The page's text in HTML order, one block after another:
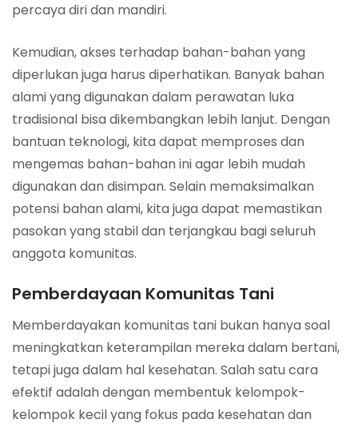
percaya diri dan mandiri.
Kemudian, akses terhadap bahan-bahan yang
diperlukan juga harus diperhatikan. Banyak bahan
alami yang digunakan dalam perawatan luka
tradisional bisa dikembangkan lebih lanjut. Dengan
bantuan teknologi, kita dapat memproses dan
mengemas bahan-bahan ini agar lebih mudah
digunakan dan disimpan. Selain memaksimalkan
potensi bahan alami, kita juga dapat memastikan
pasokan yang stabil dan terjangkau bagi seluruh
anggota komunitas.
Pemberdayaan Komunitas Tani
Memberdayakan komunitas tani bukan hanya soal
meningkatkan keterampilan mereka dalam bertani,
tetapi juga dalam hal kesehatan. Salah satu cara
efektif adalah dengan membentuk kelompok-
kelompok kecil yang fokus pada kesehatan dan